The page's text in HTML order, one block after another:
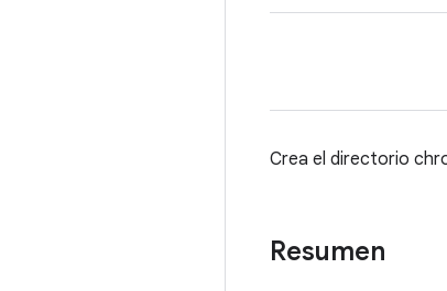
Crea el directorio
Resumen